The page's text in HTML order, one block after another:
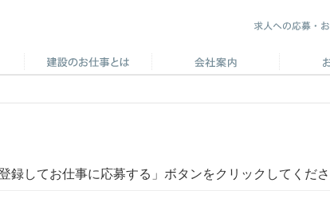
録してお仕事に応募する」ボタンをクリックしてくだ